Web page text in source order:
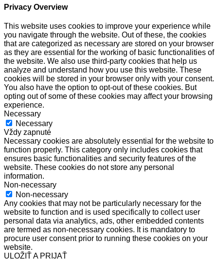
Privacy Overview
This website uses cookies to improve your experience while
you navigate through the website. Out of these, the cookies
that are categorized as necessary are stored on your browser
as they are essential for the working of basic functionalities of
the website. We also use third-party cookies that help us
analyze and understand how you use this website. These
cookies will be stored in your browser only with your consent.
You also have the option to opt-out of these cookies. But
opting out of some of these cookies may affect your browsing
experience.
Necessary
Necessary
Vždy zapnuté
Necessary cookies are absolutely essential for the website to
function properly. This category only includes cookies that
ensures basic functionalities and security features of the
website. These cookies do not store any personal
information.
Non-necessary
Non-necessary
Any cookies that may not be particularly necessary for the
website to function and is used specifically to collect user
personal data via analytics, ads, other embedded contents
are termed as non-necessary cookies. It is mandatory to
procure user consent prior to running these cookies on your
website.
ULOŽIŤ A PRIJAŤ